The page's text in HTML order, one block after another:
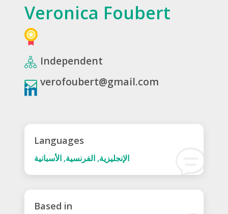
Veronica Foubert
Independent
verofoubert@gmail.com
Languages
الإنجليزية, الفرنسية, الأسبانية
Based in